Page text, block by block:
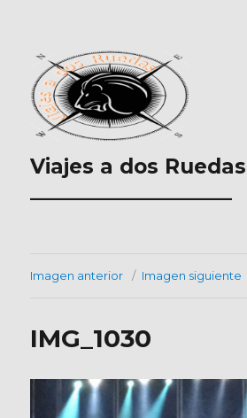
Viajes a dos Ruedas
___________________
Imagen anterior Imagen siguiente
IMG_1030